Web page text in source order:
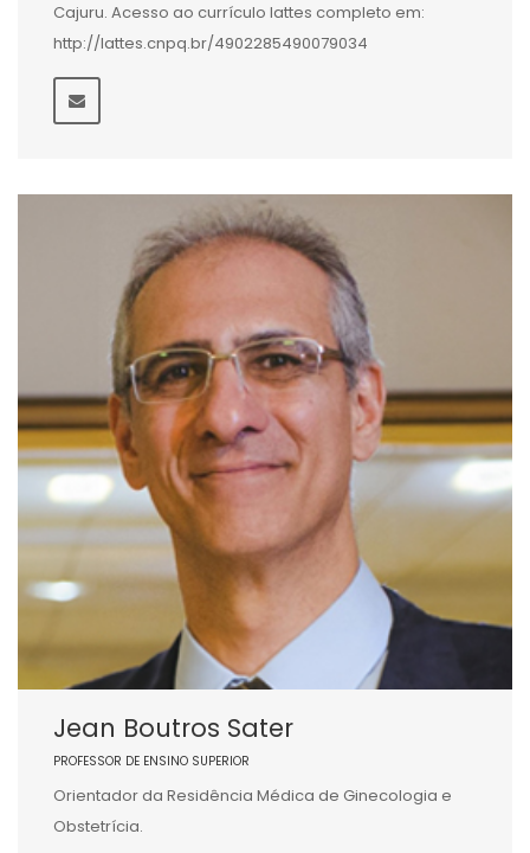
Cajuru. Acesso ao currículo lattes completo em:
http://lattes.cnpq.br/4902285490079034
Jean Boutros Sater
PROFESSOR DE ENSINO SUPERIOR
Orientador da Residência Médica de Ginecologia e
Obstetrícia.